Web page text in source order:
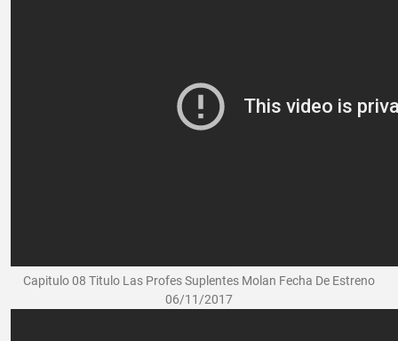
Capitulo 08 Titulo Las Profes Suplentes Molan Fecha De Estreno
06/11/2017